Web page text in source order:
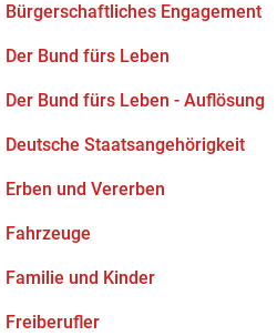
Bürgerschaftliches Engagement
Der Bund fürs Leben
Der Bund fürs Leben - Auflösung
Deutsche Staatsangehörigkeit
Erben und Vererben
Fahrzeuge
Familie und Kinder
Freiberufler